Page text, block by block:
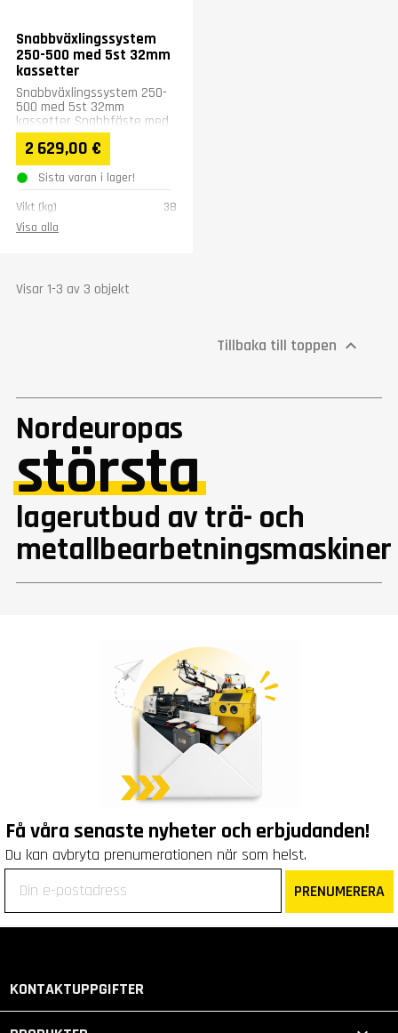
Snabbväxlingssystem
250-500 med 5st 32mm
kassetter
Snabbväxlingssystem 250-
500 med 5st 32mm
kassetter Snabbfäste med
verktygshållare för svarvar
med en rotationsdiameter
på...
2 629,00 €
Sista varan i lager!
Vikt (kg)
38
Visa alla
Visar 1-3 av 3 objekt
Tillbaka till toppen 
Nordeuropas
största
lagerutbud av trä- och
metallbearbetningsmaskiner
Få våra senaste nyheter och erbjudanden!
Du kan avbryta prenumerationen när som helst.
PRENUMERERA
KONTAKTUPPGIFTER